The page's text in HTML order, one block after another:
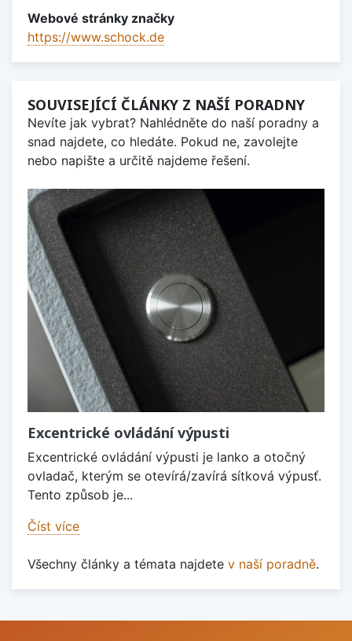
Webové stránky značky
https://www.schock.de
SOUVISEJÍCÍ ČLÁNKY Z NAŠÍ PORADNY
Nevíte jak vybrat? Nahlédněte do naší poradny a
snad najdete, co hledáte. Pokud ne, zavolejte
nebo napište a určitě najdeme řešení.
Excentrické ovládání výpusti
Excentrické ovládání výpusti je lanko a otočný
ovladač, kterým se otevírá/zavírá sítková výpusť.
Tento způsob je...
Číst více
Všechny články a témata najdete v naší poradně.